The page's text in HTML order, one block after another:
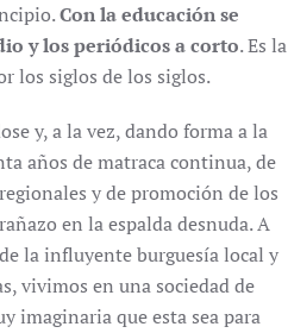
Con la educación se
y los periódicos a corto. Es la
los siglos de los siglos.
y, a la vez, dando forma a la
años de matraca continua, de
y de promoción de los
en la espalda desnuda. A
la influyente burguesía local y
vivimos en una sociedad de
imaginaria que esta sea para